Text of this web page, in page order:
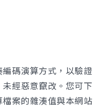
碼演算方式，以驗證
經惡意竄改。您可下
案的雜湊值與本網站